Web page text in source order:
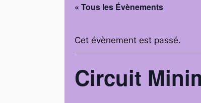
« Tous les Évènements
Cet évènement est passé.
Circuit